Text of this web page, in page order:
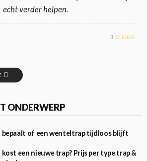
echt verder helpen.
OLIVIER
ONDERWERP
bepaalt of een wenteltrap tijdloos blijft
een nieuwe trap? Prijs per type trap &